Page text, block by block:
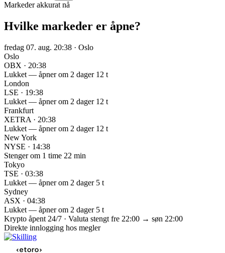
Markeder akkurat nå
Hvilke markeder er åpne?
fredag 07. aug. 20:38 · Oslo
Oslo
OBX · 20:38
Lukket — åpner om 2 dager 12 t
London
LSE · 19:38
Lukket — åpner om 2 dager 12 t
Frankfurt
XETRA · 20:38
Lukket — åpner om 2 dager 12 t
New York
NYSE · 14:38
Stenger om 1 time 22 min
Tokyo
TSE · 03:38
Lukket — åpner om 2 dager 5 t
Sydney
ASX · 04:38
Lukket — åpner om 2 dager 5 t
Krypto åpent 24/7 · Valuta stengt fre 22:00 → søn 22:00
Direkte innlogging hos megler